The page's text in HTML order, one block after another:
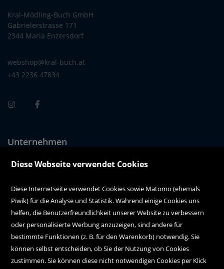
Kral-Mödling-Buch GmbH
Gabrielerstrasse 171
2344 Maria Enzersdorf
webshop@kral-buch.at
+43 2236 47834
Unternehmen
Über uns
Kundenservice
Hilfe
Kontakt
Diese Webseite verwendet Cookies
Diese Internetseite verwendet Cookies sowie Matomo (ehemals
Piwik) für die Analyse und Statistik. Während einige Cookies uns
helfen, die Benutzerfreundlichkeit unserer Website zu verbessern
oder personalisierte Werbung anzuzeigen, sind andere für
bestimmte Funktionen (z. B. für den Warenkorb) notwendig. Sie
können selbst entscheiden, ob Sie der Nutzung von Cookies
zustimmen. Sie können diese nicht notwendigen Cookies per Klick